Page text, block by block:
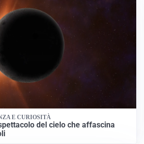
E CURIOSITÀ
del cielo che affascina